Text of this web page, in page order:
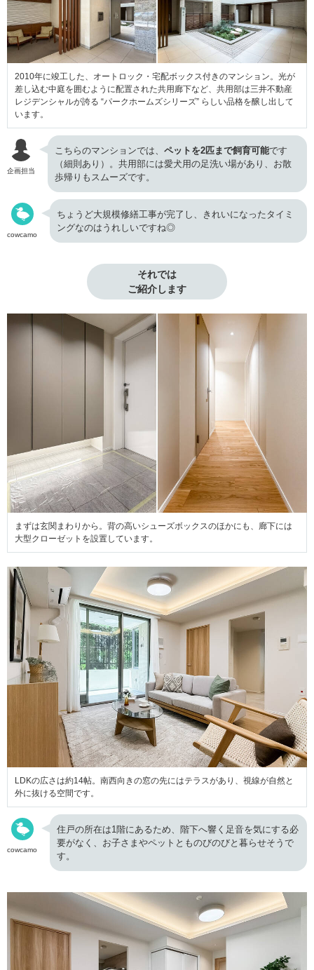
2010年に竣工した、オートロック・宅配ボックス付きのマンション。光が
差し込む中庭を囲むように配置された共用廊下など、共用部は三井不動産
レジデンシャルが誇る “パークホームズシリーズ” らしい品格を醸し出して
います。
企画担当
こちらのマンションでは、 ペットを2匹まで飼育可能です
（細則あり）。共用部には愛犬用の足洗い場があり、お散
歩帰りもスムーズです。
cowcamo
ちょうど大規模修繕工事が完了し、きれいになったタイミ
ングなのはうれしいですね◎
それでは
ご紹介します
まずは玄関まわりから。背の高いシューズボックスのほかにも、廊下には
大型クローゼットを設置しています。
LDKの広さは約14帖。南西向きの窓の先にはテラスがあり、視線が自然と
外に抜ける空間です。
cowcamo
住戸の所在は1階にあるため、階下へ響く足音を気にする必
要がなく、お子さまやペットとものびのびと暮らせそうで
す。